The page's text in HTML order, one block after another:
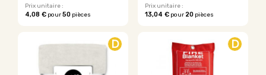
du
produit
du
produit
Prix unitaire :
4,08 € pour50 pièces
Prix unitaire :
13,04 €pour20pièces
plusieurs
variations.
D D